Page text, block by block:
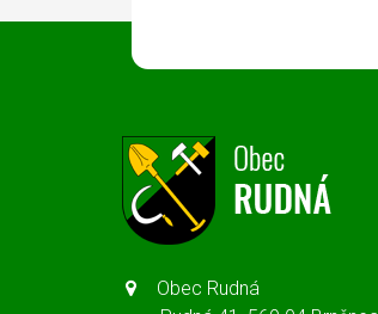
Obec Rudná